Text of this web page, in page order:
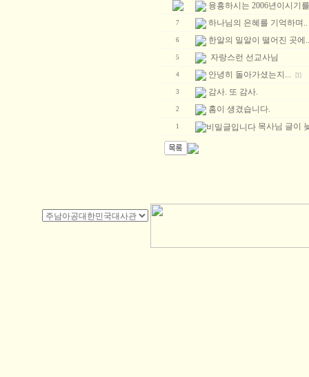
융흥하시는 2006년이시기
7 하나님의 은혜를 기억하며..
6 한알의 밀알이 떨어진 곳에
5 자랑스런 선교사님
4 안녕히 돌아가셨는지... [1]
3 감사. 또 감사.
2 홈이 생겼습니다.
1 목사님 글이